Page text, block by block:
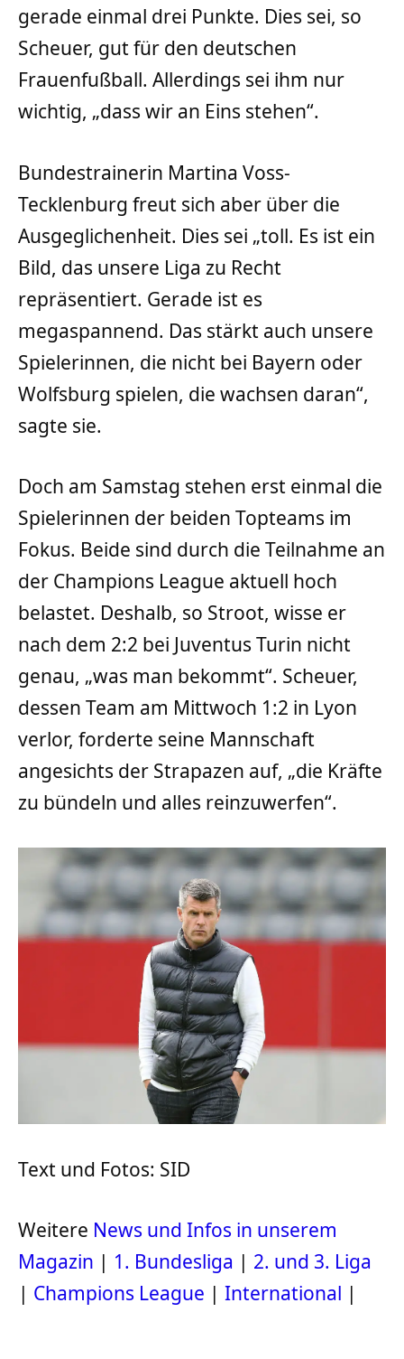
gerade einmal drei Punkte. Dies sei, so
Scheuer, gut für den deutschen
Frauenfußball. Allerdings sei ihm nur
wichtig, „dass wir an Eins stehen“.
Bundestrainerin Martina Voss-
Tecklenburg freut sich aber über die
Ausgeglichenheit. Dies sei „toll. Es ist ein
Bild, das unsere Liga zu Recht
repräsentiert. Gerade ist es
megaspannend. Das stärkt auch unsere
Spielerinnen, die nicht bei Bayern oder
Wolfsburg spielen, die wachsen daran“,
sagte sie.
Doch am Samstag stehen erst einmal die
Spielerinnen der beiden Topteams im
Fokus. Beide sind durch die Teilnahme an
der Champions League aktuell hoch
belastet. Deshalb, so Stroot, wisse er
nach dem 2:2 bei Juventus Turin nicht
genau, „was man bekommt“. Scheuer,
dessen Team am Mittwoch 1:2 in Lyon
verlor, forderte seine Mannschaft
angesichts der Strapazen auf, „die Kräfte
zu bündeln und alles reinzuwerfen“.
Text und Fotos: SID
Weitere News und Infos in unserem
Magazin | 1. Bundesliga | 2. und 3. Liga
| Champions League | International |